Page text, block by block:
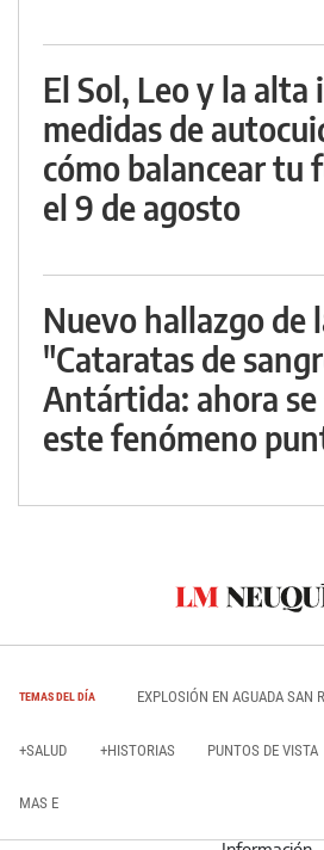
El Sol, Leo y la
medidas de
cómo balancear tu
el 9 de agosto
Nuevo hallazgo de
"Cataratas de
Antártida: ahora se
este fenómeno
TEMAS DEL DÍA EXPLOSIÓN EN AGUADA SAN
+SALUD +HISTORIAS PUNTOS DE VISTA
MAS E